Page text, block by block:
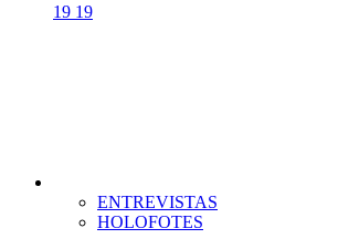
19 19
ENTREVISTAS
HOLOFOTES